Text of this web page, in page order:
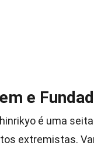
e
é uma
extremistas.